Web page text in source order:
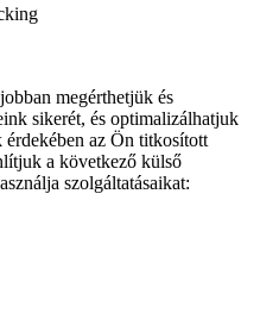
megérthetjük és
sikerét, és optimalizálhatjuk
az Ön titkosított
a következő külső
szolgáltatásaikat: